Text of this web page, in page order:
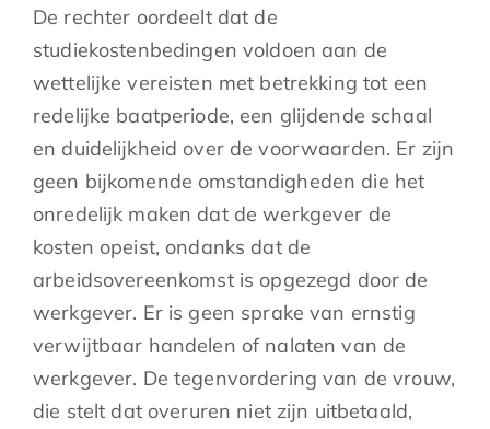
De rechter oordeelt dat de
studiekostenbedingen voldoen aan de
wettelijke vereisten met betrekking tot een
redelijke baatperiode, een glijdende schaal
en duidelijkheid over de voorwaarden. Er zijn
geen bijkomende omstandigheden die het
onredelijk maken dat de werkgever de
kosten opeist, ondanks dat de
arbeidsovereenkomst is opgezegd door de
werkgever. Er is geen sprake van ernstig
verwijtbaar handelen of nalaten van de
werkgever. De tegenvordering van de vrouw,
die stelt dat overuren niet zijn uitbetaald,